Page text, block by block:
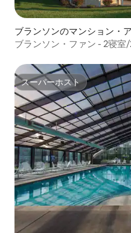
ブランソンのマンション・
ブランソン・ファン - 2寝室
スーパーホスト
スーパーホスト